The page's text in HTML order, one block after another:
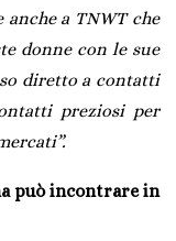
a TNWT che
donne con le sue
diretto a contatti
preziosi per
può incontrare in